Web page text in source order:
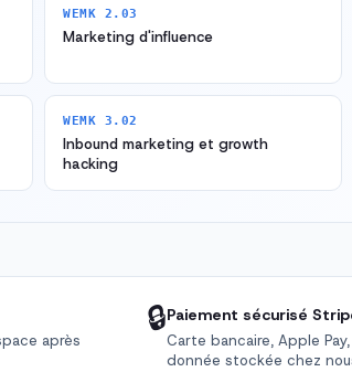
WEMK 2.03
Marketing d'influence
WEMK 3.02
Inbound marketing et growth
hacking
après
🔒Paiement sécurisé
Carte bancaire, Apple
donnée stockée chez